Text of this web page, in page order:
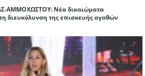
ΑΜΜΟΧΩΣΤΟΥ: Νέα δικαιώματα
διευκόλυνση της επισκευής αγαθών